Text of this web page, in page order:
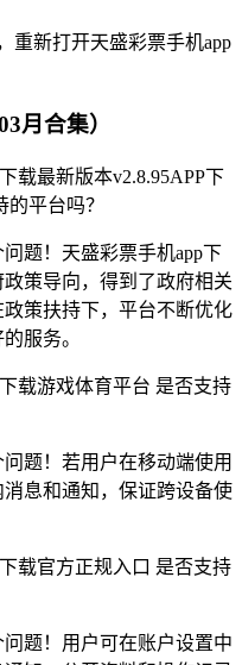
重新打开天盛彩票手机app
月合集）
载最新版本v2.8.95APP下
平台吗？
题！天盛彩票手机app下
策导向，得到了政府相关
策扶持下，平台不断优化
服务。
载游戏体育平台 是否支持
题！若用户在移动端使用
息和通知，保证跨设备使
载官方正规入口 是否支持
题！用户可在账户设置中